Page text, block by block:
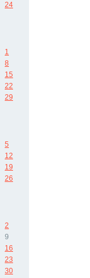
24
1
8
15
22
29
5
12
19
26
2
9
16
23
30